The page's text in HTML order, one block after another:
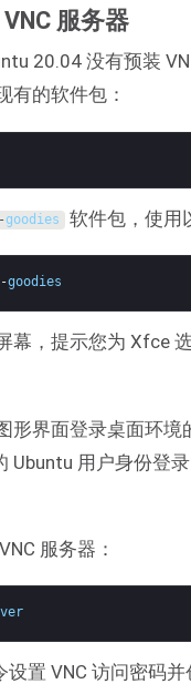
服务器
20.04 没有预装
有的软件包：
goodies 软件包，使用
-goodies
幕，提示您为 Xfce
形界面登录桌面环
Ubuntu 用户身份登
服务器：
置 VNC 访问密码